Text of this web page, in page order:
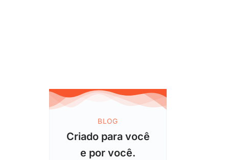
BLOG
Criado para você
e por você.